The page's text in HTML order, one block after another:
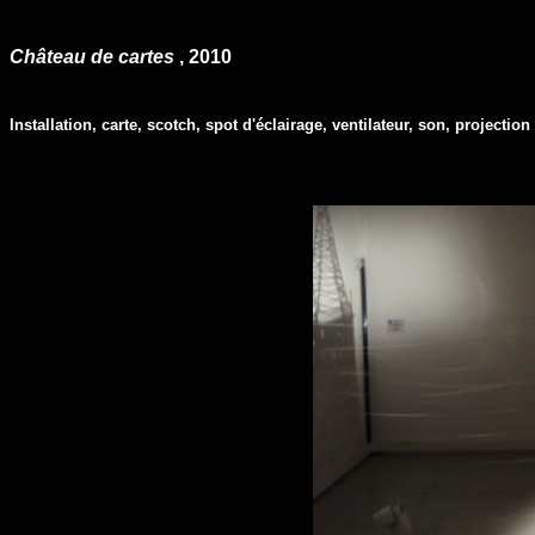
Château de cartes , 2010
Installation, carte, scotch, spot d'éclairage, ventilateur, son,